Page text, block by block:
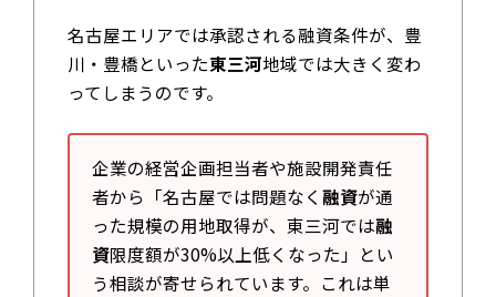
名古屋エリアでは承認される融資条件が、豊
川・豊橋といった東三河地域では大きく変わ
ってしまうのです。
企業の経営企画担当者や施設開発責任
者から「名古屋では問題なく 融資が通
った規模の用地取得が、東三河では融
資限度額が30%以上低くなった」とい
う相談が寄せられています。これは単